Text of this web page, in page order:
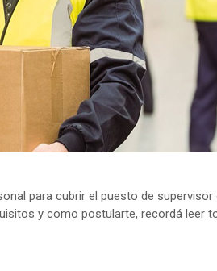
para cubrir el puesto de
y como postularte, recordá leer